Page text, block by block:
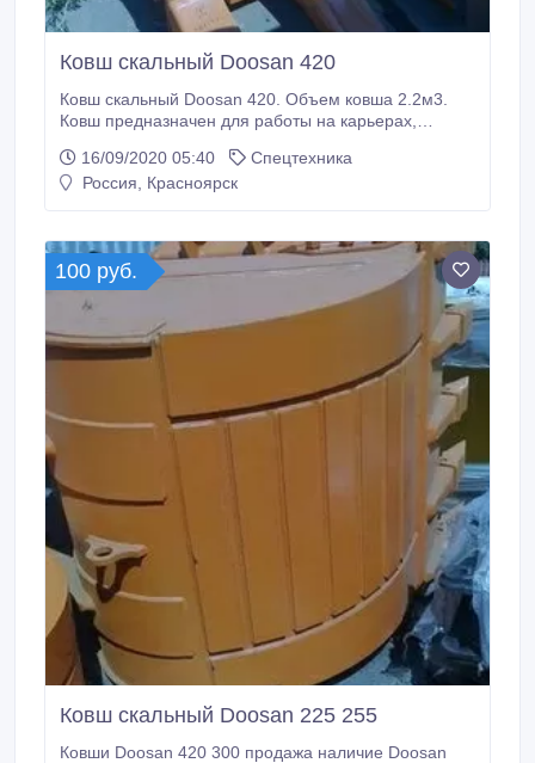
Ковш скальный Doosan 420
Ковш скальный Doosan 420. Объем ковша 2.2м3.
Ковш предназначен для работы на карьерах,
рыхлители, ковши траншейные, скальные, ковши
для экскаваторов-погрузчиков. Возможен наличный
16/09/2020 05:40
Спецтехника
Россия, Красноярск
100 руб.
Ковш скальный Doosan 225 255
Ковши Doosan 420 300 продажа наличие Doosan